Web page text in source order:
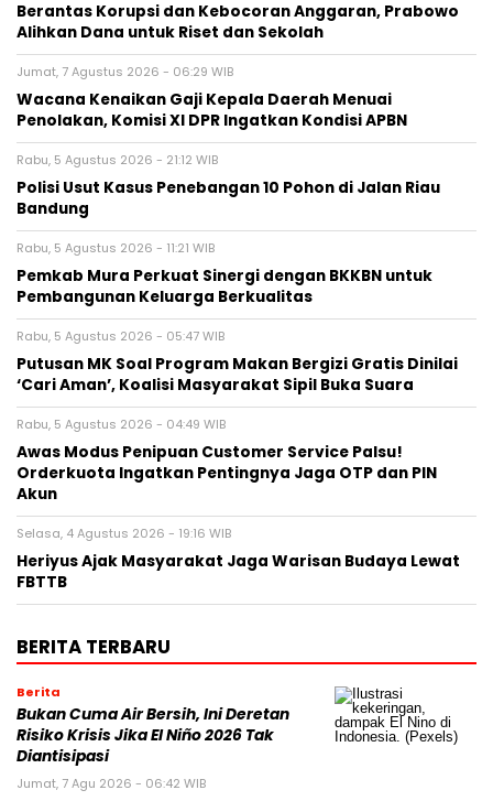
Berantas Korupsi dan Kebocoran Anggaran, Prabowo
Alihkan Dana untuk Riset dan Sekolah
Jumat, 7 Agustus 2026 - 06:29 WIB
Wacana Kenaikan Gaji Kepala Daerah Menuai
Penolakan, Komisi XI DPR Ingatkan Kondisi APBN
Rabu, 5 Agustus 2026 - 21:12 WIB
Polisi Usut Kasus Penebangan 10 Pohon di Jalan Riau
Bandung
Rabu, 5 Agustus 2026 - 11:21 WIB
Pemkab Mura Perkuat Sinergi dengan BKKBN untuk
Pembangunan Keluarga Berkualitas
Rabu, 5 Agustus 2026 - 05:47 WIB
Putusan MK Soal Program Makan Bergizi Gratis Dinilai
‘Cari Aman’, Koalisi Masyarakat Sipil Buka Suara
Rabu, 5 Agustus 2026 - 04:49 WIB
Awas Modus Penipuan Customer Service Palsu!
Orderkuota Ingatkan Pentingnya Jaga OTP dan PIN
Akun
Selasa, 4 Agustus 2026 - 19:16 WIB
Heriyus Ajak Masyarakat Jaga Warisan Budaya Lewat
FBTTB
BERITA TERBARU
Berita
Bukan Cuma Air Bersih, Ini Deretan
Risiko Krisis Jika El Niño 2026 Tak
Diantisipasi
Jumat, 7 Agu 2026 - 06:42 WIB